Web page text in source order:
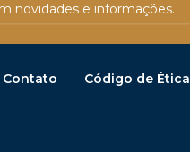
novidades e informações.
Contato Código de Ética